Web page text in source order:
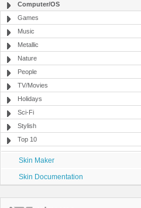
Computer/OS
Games
Music
Metallic
Nature
People
TV/Movies
Holidays
Sci-Fi
Stylish
Top 10
Skin Maker
Skin Documentation